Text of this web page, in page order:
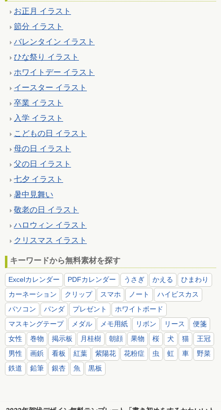
お正月 イラスト
節分 イラスト
バレンタイン イラスト
ひな祭り イラスト
ホワイトデー イラスト
イースター イラスト
卒業 イラスト
入学 イラスト
こどもの日 イラスト
母の日 イラスト
父の日 イラスト
七夕 イラスト
暑中見舞い
敬老の日 イラスト
ハロウィン イラスト
クリスマス イラスト
キーワードから無料素材を探す
Excelカレンダー PDFカレンダー うさぎ かえる
ひまわり
カーネーション
クリップ スマホ ノート
ハイビスカス
パソコン
パンダ プレゼント
ホワイトボード
マスキングテープ
メダル メモ用紙 リボン リース
便箋
女性
巻物 掲示板 月桂樹 朝顔 果物 桜 犬 猫
王冠
男性
画鋲 看板 紅葉 紫陽花 花粉症 虫 虹 車
野菜
鉄道
鉛筆 銀杏 魚 黒板